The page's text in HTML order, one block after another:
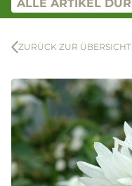
ZURÜCK ZUR ÜBERSICHT